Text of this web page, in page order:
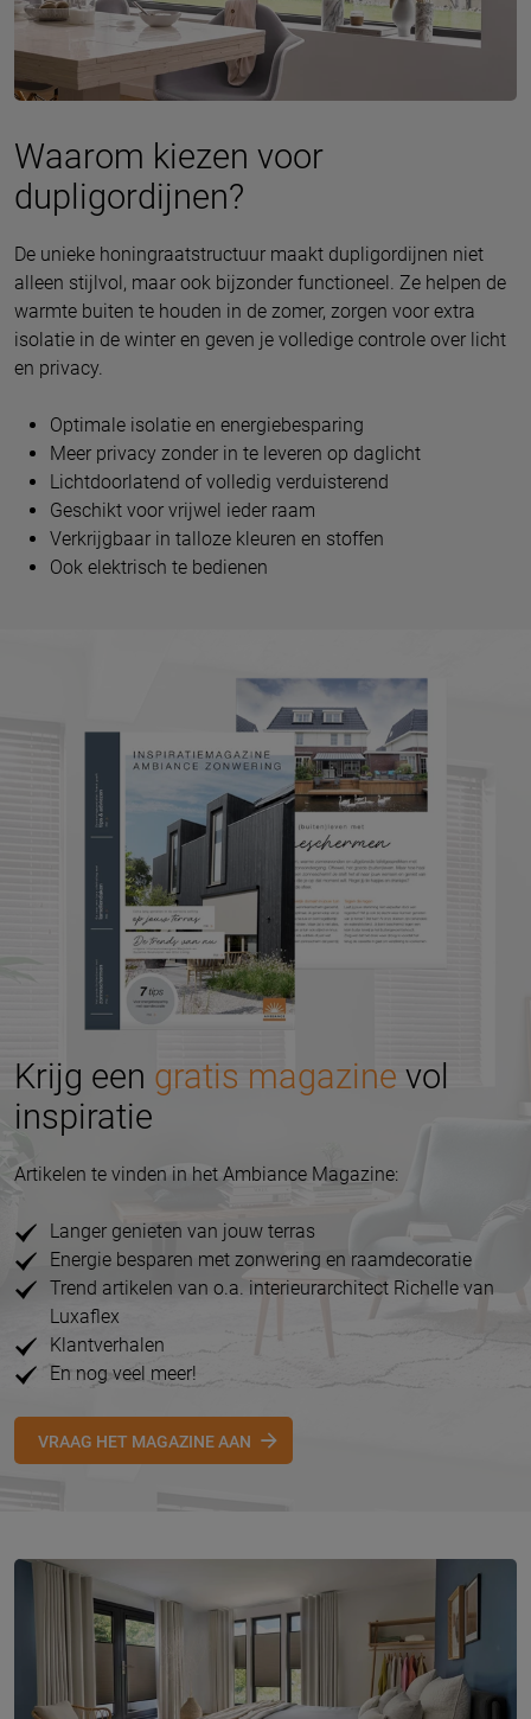
Waarom kiezen voor
dupligordijnen?
De unieke honingraatstructuur maakt dupligordijnen niet
alleen stijlvol, maar ook bijzonder functioneel. Ze helpen de
warmte buiten te houden in de zomer, zorgen voor extra
isolatie in de winter en geven je volledige controle over licht
en privacy.
Optimale isolatie en energiebesparing
Meer privacy zonder in te leveren op daglicht
Lichtdoorlatend of volledig verduisterend
Geschikt voor vrijwel ieder raam
Verkrijgbaar in talloze kleuren en stoffen
Ook elektrisch te bedienen
Krijg een gratis magazine vol
inspiratie
Artikelen te vinden in het Ambiance Magazine:
Langer genieten van jouw terras
Energie besparen met zonwering en raamdecoratie
Trend artikelen van o.a. interieurarchitect Richelle van
Luxaflex
Klantverhalen
En nog veel meer!
VRAAG HET MAGAZINE AAN